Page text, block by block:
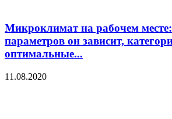
Микроклимат на рабочем
параметров он зависит,
оптимальные...
11.08.2020